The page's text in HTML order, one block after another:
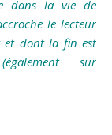
dans la vie de
le lecteur
et dont la fin est
sur